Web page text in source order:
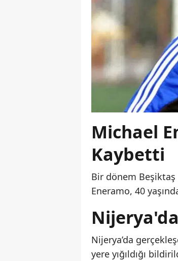
Michael
Kaybetti
Bir dönem
Eneramo, 40
Nijerya’da
yere yığıldığı